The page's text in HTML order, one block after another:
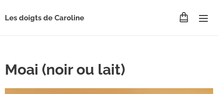
Les doigts de Caroline
Moai (noir ou lait)